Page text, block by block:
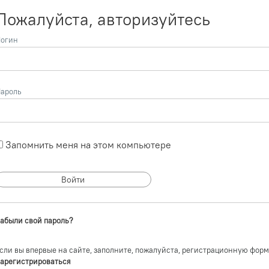
авторизуйтесь
Запомнить меня на этом компьютере
свой пароль?
вы впервые на сайте, заполните, пожалуйста, регистрационную